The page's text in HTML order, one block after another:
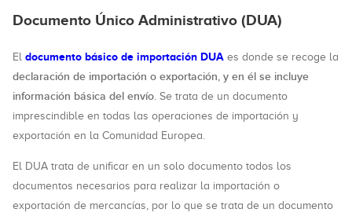
Documento Único Administrativo (DUA)
El documento básico de importación DUA es donde se recoge la
declaración de importación o exportación, y en él se incluye
información básica del envío. Se trata de un documento
imprescindible en todas las operaciones de importación y
exportación en la Comunidad Europea.
El DUA trata de unificar en un solo documento todos los
documentos necesarios para realizar la importación o
exportación de mercancías, por lo que se trata de un documento